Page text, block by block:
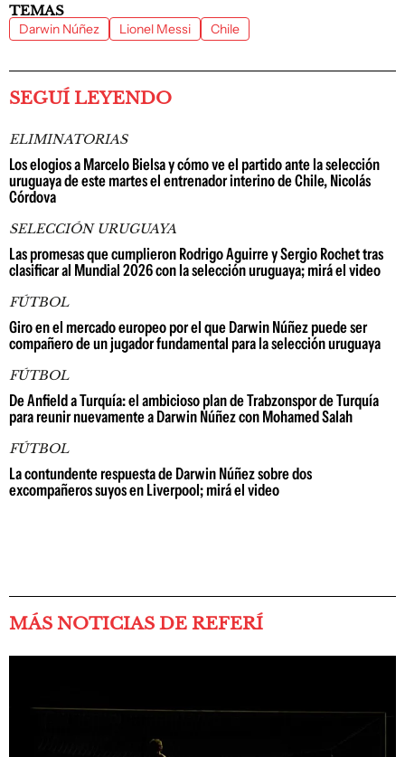
TEMAS
Darwin Núñez Lionel Messi Chile
SEGUÍ LEYENDO
ELIMINATORIAS
Los elogios a Marcelo Bielsa y cómo ve el partido ante la selección
uruguaya de este martes el entrenador interino de Chile, Nicolás
Córdova
SELECCIÓN URUGUAYA
Las promesas que cumplieron Rodrigo Aguirre y Sergio Rochet tras
clasificar al Mundial 2026 con la selección uruguaya; mirá el video
FÚTBOL
Giro en el mercado europeo por el que Darwin Núñez puede ser
compañero de un jugador fundamental para la selección uruguaya
FÚTBOL
De Anfield a Turquía: el ambicioso plan de Trabzonspor de Turquía
para reunir nuevamente a Darwin Núñez con Mohamed Salah
FÚTBOL
La contundente respuesta de Darwin Núñez sobre dos
excompañeros suyos en Liverpool; mirá el video
MÁS NOTICIAS DE REFERÍ